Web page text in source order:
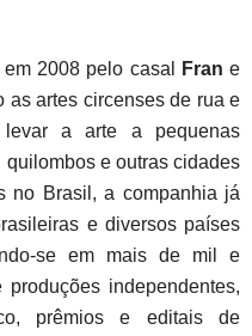
2008 pelo casal Fran e
as artes circenses de rua e
levar a arte a pequenas
e outras cidades
no Brasil, a companhia já
e diversos países
se em mais de mil e
independentes,
prêmios e editais de